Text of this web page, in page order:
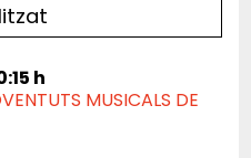
h
MUSICALS DE